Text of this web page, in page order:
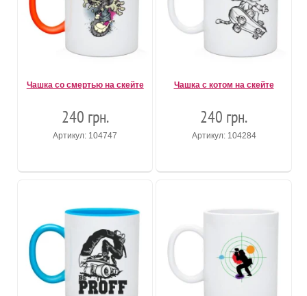
Чашка со смертью на скейте
240 грн.
Артикул: 104747
Чашка с котом на скейте
240 грн.
Артикул: 104284